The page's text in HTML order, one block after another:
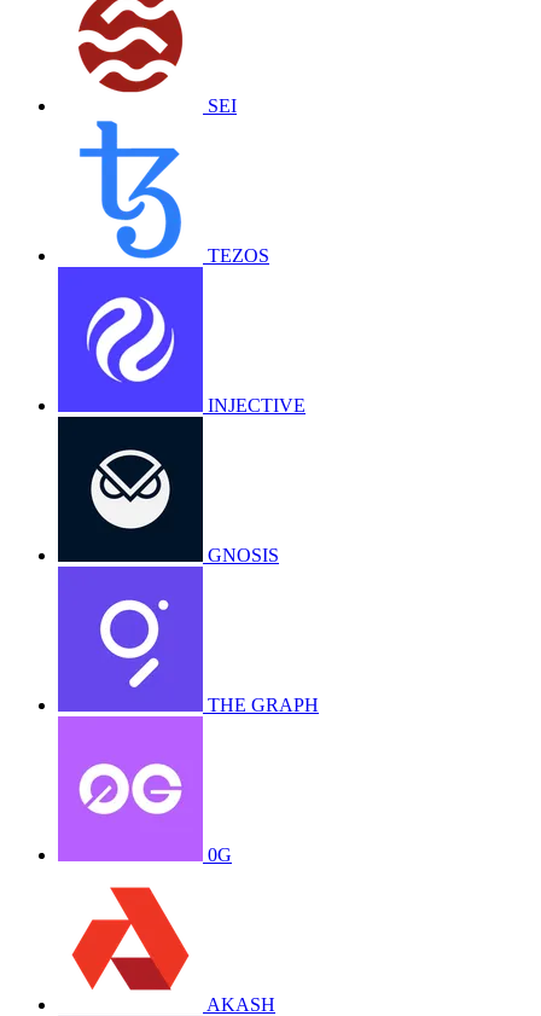
SEI
TEZOS
INJECTIVE
GNOSIS
THE GRAPH
0G
AKASH